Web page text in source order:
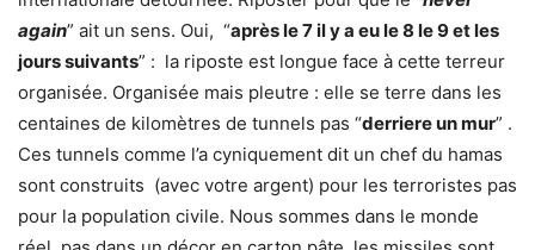
again” ait un sens. Oui, “après le 7 il y a eu le 8 le 9 et les
jours suivants” : la riposte est longue face à cette terreur
organisée. Organisée mais pleutre : elle se terre dans les
centaines de kilomètres de tunnels pas “derriere un mur” .
Ces tunnels comme l’a cyniquement dit un chef du hamas
sont construits (avec votre argent) pour les terroristes pas
pour la population civile. Nous sommes dans le monde